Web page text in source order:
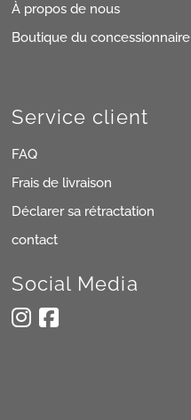
À propos de nous
Boutique du concessionnaire
Service client
FAQ
Frais de livraison
Déclarer sa rétractation
contact
Social Media